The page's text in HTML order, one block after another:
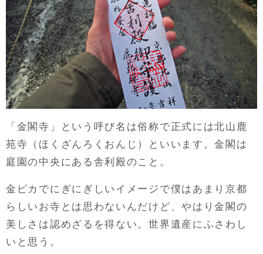
「金閣寺」という呼び名は俗称で正式には北山鹿
苑寺（ほくざんろくおんじ）といいます。金閣は
庭園の中央にある舎利殿のこと。
金ピカでにぎにぎしいイメージで僕はあまり京都
らしいお寺とは思わないんだけど、やはり金閣の
美しさは認めざるを得ない。世界遺産にふさわし
いと思う。